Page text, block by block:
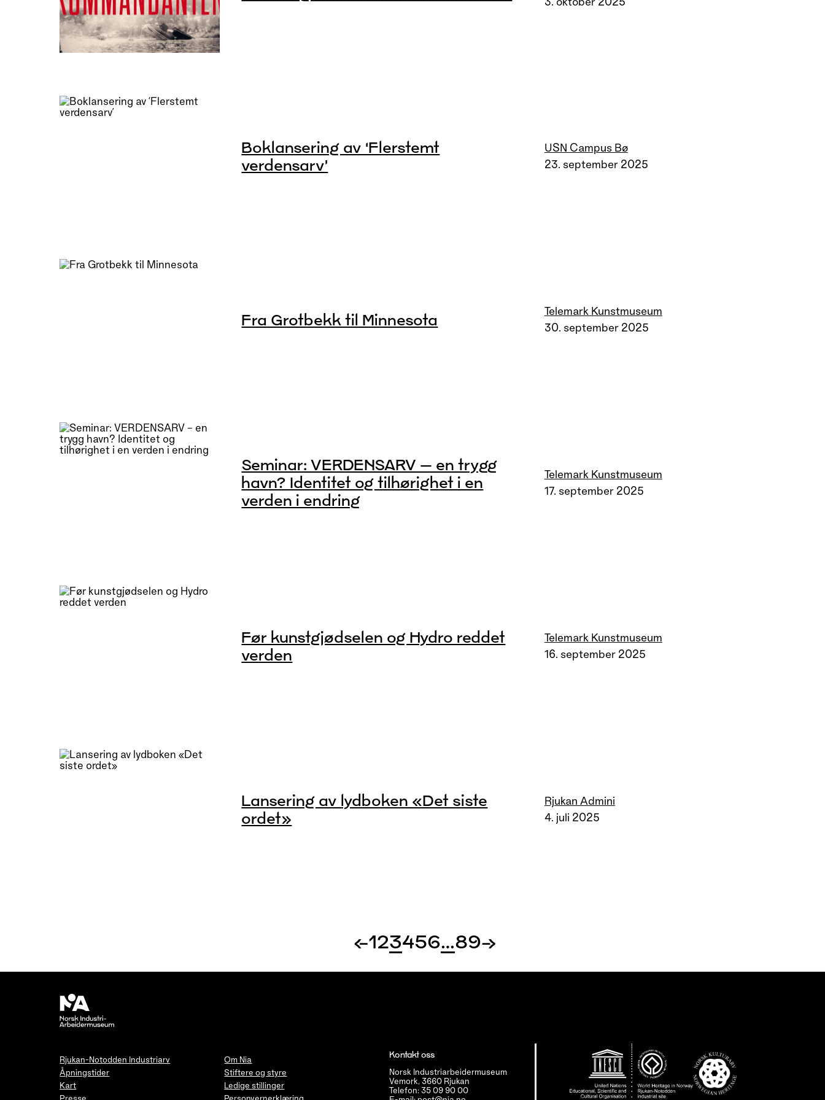
Boklansering av ‘Flerstemt
verdensarv’
USN Campus Bø
23. september 2025
Fra Grotbekk til Minnesota
Telemark Kunstmuseum
30. september 2025
Seminar: VERDENSARV – en trygg
havn? Identitet og tilhørighet i en
verden i endring
Telemark Kunstmuseum
17. september 2025
Før kunstgjødselen og Hydro reddet
verden
Telemark Kunstmuseum
16. september 2025
Lansering av lydboken «Det siste
ordet»
Rjukan Admini
4. juli 2025
←123456…89→
Rjukan-Notodden Industriarv
Åpningstider
Kart
Om Nia
Stiftere og styre
Ledige stillinger
Kontakt oss
Norsk Industriarbeidermuseum
Vemork, 3660 Rjukan
Telefon: 35 09 90 00